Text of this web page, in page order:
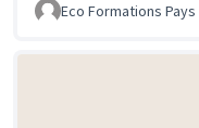
Eco Formations